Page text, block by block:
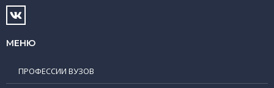
МЕНЮ
ПРОФЕССИИ ВУЗОВ